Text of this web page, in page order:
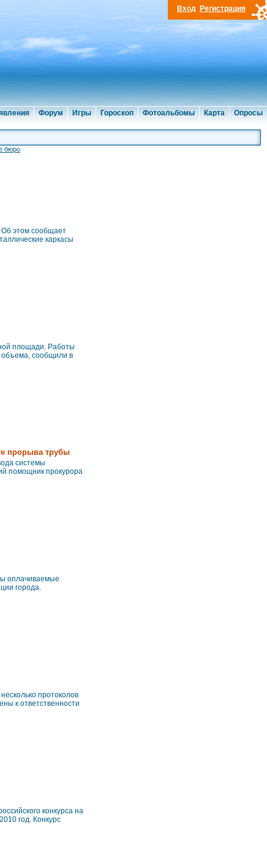
Форум Игры Гороскоп Фотоальбомы Карта Опросы
Вход Регистрация
бюро
Об этом сообщает
каркасы
площади. Работы
объема, сообщили в
прорыва трубы
системы
помощник прокурора
оплачиваемые
города.
протоколов
к ответственности
конкурса на
год. Конкурс